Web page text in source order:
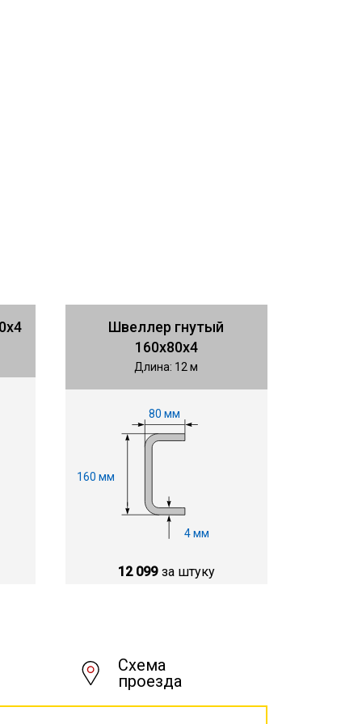
Швеллер гнутый
160х80х4
Длина: 12 м
80 мм
160 мм
4 мм
12 099 за штуку
Схема
проезда